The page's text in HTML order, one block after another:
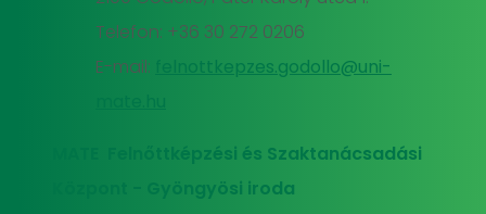
Telefon: +36 30 272 0206
E-mail:
felnottkepzes.godollo@uni-
MATE Felnőttképzési és Szaktanácsadási
Központ - Gyöngyösi iroda